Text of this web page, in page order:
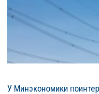
У Минэкономики